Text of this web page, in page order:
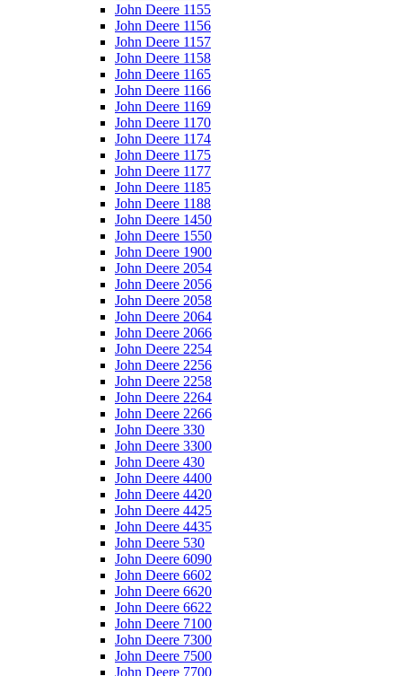
John Deere 1155
John Deere 1156
John Deere 1157
John Deere 1158
John Deere 1165
John Deere 1166
John Deere 1169
John Deere 1170
John Deere 1174
John Deere 1175
John Deere 1177
John Deere 1185
John Deere 1188
John Deere 1450
John Deere 1550
John Deere 1900
John Deere 2054
John Deere 2056
John Deere 2058
John Deere 2064
John Deere 2066
John Deere 2254
John Deere 2256
John Deere 2258
John Deere 2264
John Deere 2266
John Deere 330
John Deere 3300
John Deere 430
John Deere 4400
John Deere 4420
John Deere 4425
John Deere 4435
John Deere 530
John Deere 6090
John Deere 6602
John Deere 6620
John Deere 6622
John Deere 7100
John Deere 7300
John Deere 7500
John Deere 7700